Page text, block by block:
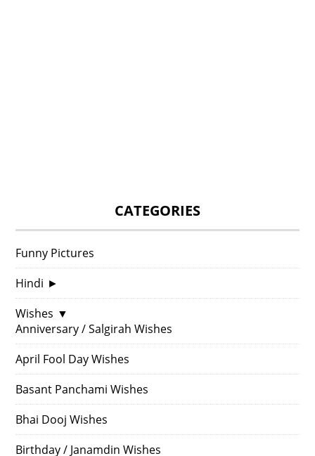
CATEGORIES
Funny Pictures
Hindi ►
Wishes ▼
Anniversary / Salgirah Wishes
April Fool Day Wishes
Basant Panchami Wishes
Bhai Dooj Wishes
Birthday / Janamdin Wishes